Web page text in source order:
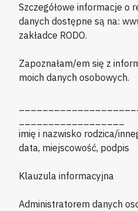
Szczegółowe informacje o
danych dostępne są na:
zakładce RODO.
Zapoznałam/em się z
moich danych osobowych.
imię i nazwisko rodzica/
data, miejscowość, podpis
Klauzula informacyjna
Administratorem danych